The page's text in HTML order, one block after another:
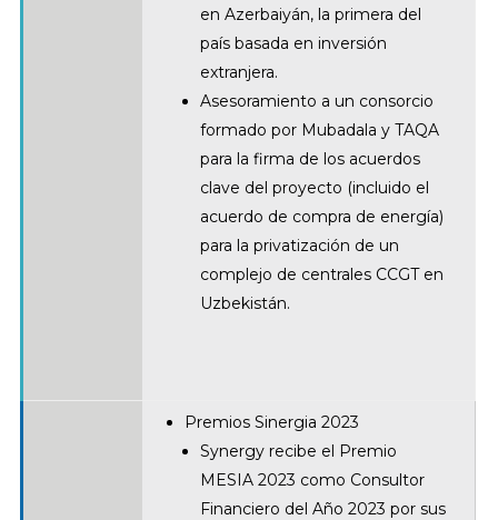
en Azerbaiyán, la primera del
país basada en inversión
extranjera.
Asesoramiento a un consorcio
formado por Mubadala y TAQA
para la firma de los acuerdos
clave del proyecto (incluido el
acuerdo de compra de energía)
para la privatización de un
complejo de centrales CCGT en
Uzbekistán.
Premios Sinergia 2023
Synergy recibe el Premio
MESIA 2023 como Consultor
Financiero del Año 2023 por sus